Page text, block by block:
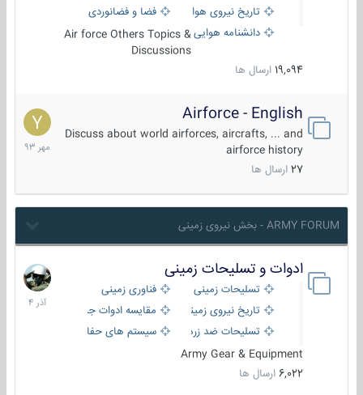
تاریخ نیروی هوایی
فضا و فضانوردی
دانشنامه هواییAir force Others Topics &
Discussions
19,094 ارسال ها
Airforce - English
Discuss about world airforces, aircrafts, ... and
airforce history
27 ارسال ها
15
مهر
1393
ARMY FORUM - بخش نیروی زمینی
ادوات و تسلیحات زمینی
تسلیحات زمینی
فناوری زمینی
تاریخ نیروی زمینی
مقایسه ادوات جنگی
تسلیحات ضد زره
سیستم های حفاظت فعال
Army Gear & Equipment
6,022 ارسال ها
21
آذر
1404